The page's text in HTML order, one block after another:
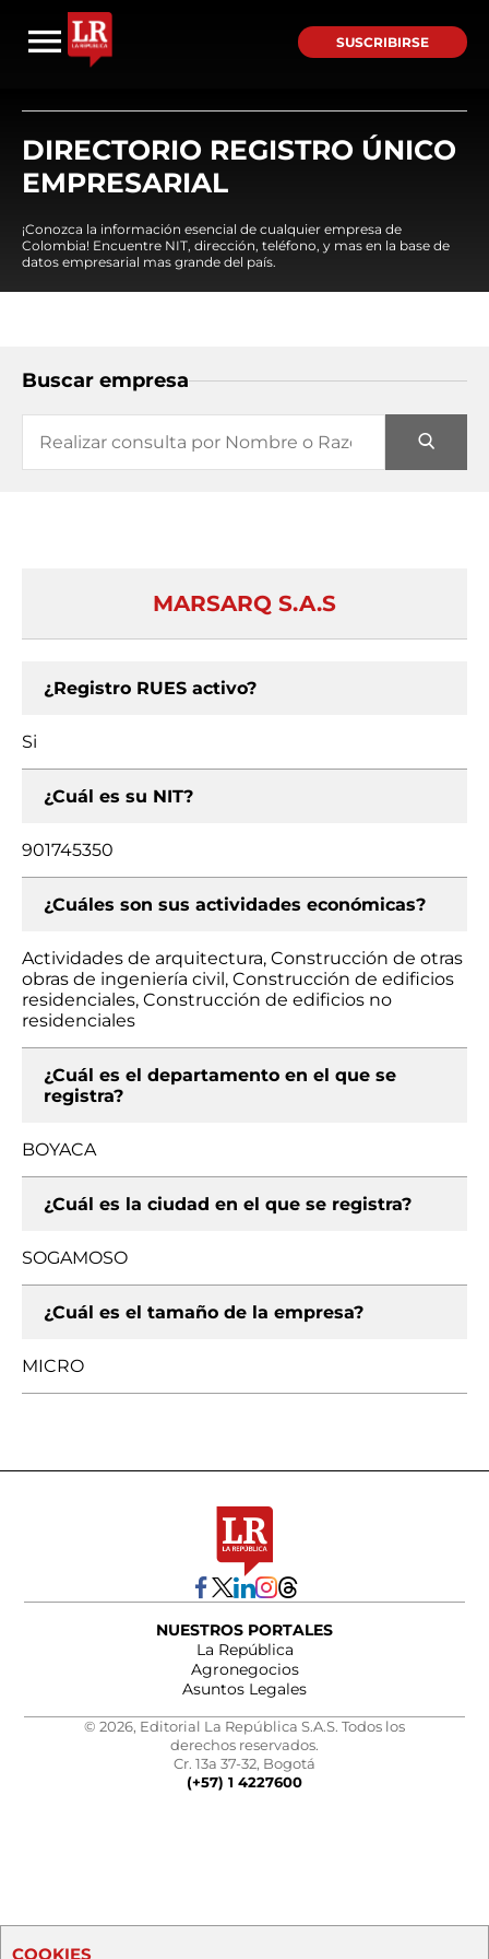
SUSCRIBIRSE
DIRECTORIO REGISTRO ÚNICO
EMPRESARIAL
¡Conozca la información esencial de cualquier empresa de
Colombia! Encuentre NIT, dirección, teléfono, y mas en la base de
datos empresarial mas grande del país.
Buscar empresa
MARSARQ S.A.S
¿Registro RUES activo?
Si
¿Cuál es su NIT?
901745350
¿Cuáles son sus actividades económicas?
Actividades de arquitectura, Construcción de otras
obras de ingeniería civil, Construcción de edificios
residenciales, Construcción de edificios no
residenciales
¿Cuál es el departamento en el que se
registra?
BOYACA
¿Cuál es la ciudad en el que se registra?
SOGAMOSO
¿Cuál es el tamaño de la empresa?
MICRO
NUESTROS PORTALES
La República
Agronegocios
Asuntos Legales
© 2026, Editorial La República S.A.S. Todos los
derechos reservados.
Cr. 13a 37-32, Bogotá
(+57) 1 4227600
COOKIES